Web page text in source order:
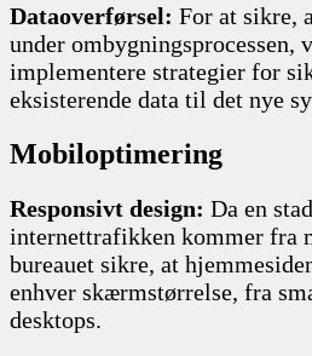
Dataoverførsel: For at sikre,
under ombygningsprocessen,
implementere strategier for
eksisterende data til det nye
Mobiloptimering
Responsivt design: Da en
internettrafikken kommer fra
bureauet sikre, at
enhver skærmstørrelse, fra
desktops.